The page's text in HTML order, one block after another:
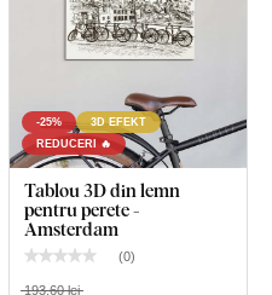
-25%
3D EFEKT
REDUCERI 🔥
Tablou 3D din lemn
pentru perete -
Amsterdam
(0)
193,60 lei